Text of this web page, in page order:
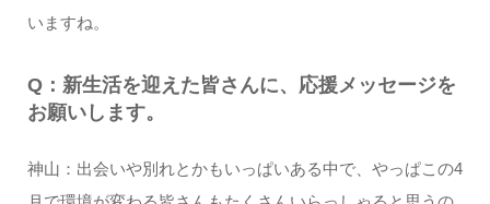
いますね。
Q：新生活を迎えた皆さんに、応援メッセージを
お願いします。
神山：出会いや別れとかもいっぱいある中で、やっぱこの4